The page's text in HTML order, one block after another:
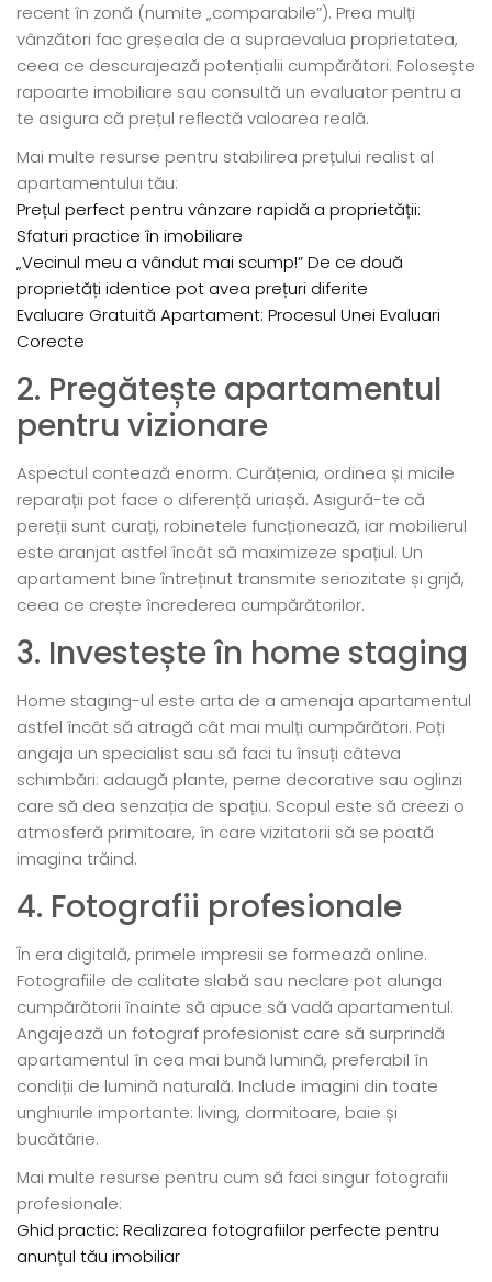
recent în zonă (numite „comparabile”). Prea mulți
vânzători fac greșeala de a supraevalua proprietatea,
ceea ce descurajează potențialii cumpărători. Folosește
rapoarte imobiliare sau consultă un evaluator pentru a
te asigura că prețul reflectă valoarea reală.
Mai multe resurse pentru stabilirea prețului realist al
apartamentului tău:
Prețul perfect pentru vânzare rapidă a proprietății:
Sfaturi practice în imobiliare
„Vecinul meu a vândut mai scump!” De ce două
proprietăți identice pot avea prețuri diferite
Evaluare Gratuită Apartament: Procesul Unei Evaluari
Corecte
2. Pregătește apartamentul
pentru vizionare
Aspectul contează enorm. Curățenia, ordinea și micile
reparații pot face o diferență uriașă. Asigură-te că
pereții sunt curați, robinetele funcționează, iar mobilierul
este aranjat astfel încât să maximizeze spațiul. Un
apartament bine întreținut transmite seriozitate și grijă,
ceea ce crește încrederea cumpărătorilor.
3. Investește în home staging
Home staging-ul este arta de a amenaja apartamentul
astfel încât să atragă cât mai mulți cumpărători. Poți
angaja un specialist sau să faci tu însuți câteva
schimbări: adaugă plante, perne decorative sau oglinzi
care să dea senzația de spațiu. Scopul este să creezi o
atmosferă primitoare, în care vizitatorii să se poată
imagina trăind.
4. Fotografii profesionale
În era digitală, primele impresii se formează online.
Fotografiile de calitate slabă sau neclare pot alunga
cumpărătorii înainte să apuce să vadă apartamentul.
Angajează un fotograf profesionist care să surprindă
apartamentul în cea mai bună lumină, preferabil în
condiții de lumină naturală. Include imagini din toate
unghiurile importante: living, dormitoare, baie și
bucătărie.
Mai multe resurse pentru cum să faci singur fotografii
profesionale:
Ghid practic: Realizarea fotografiilor perfecte pentru
anunțul tău imobiliar